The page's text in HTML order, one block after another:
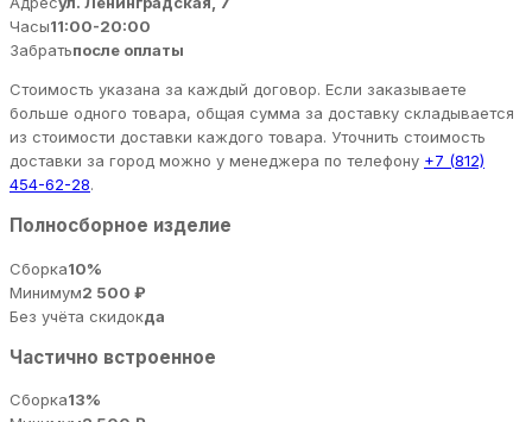
Часы11:00-20:00
Забратьпосле оплаты
Стоимость указана за каждый договор. Если заказываете
больше одного товара, общая сумма за доставку складывается
из стоимости доставки каждого товара. Уточнить стоимость
доставки за город можно у менеджера по телефону +7 (812)
454-62-28.
Полносборное изделие
Сборка10%
Минимум2 500 ₽
Без учёта скидокда
Частично встроенное
Сборка13%